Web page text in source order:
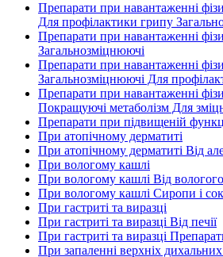
Препарати при навантаженні
Для профілактики грипу
Препарати при навантаженні
Загальнозміцнюючі
Препарати при навантаженні
Загальнозміцнюючі Для
Препарати при навантаженні
Покращуючі метаболізм Для
Препарати при підвищеній
При атопічному дерматиті
При атопічному дерматиті Від
При вологому кашлі
При вологому кашлі Від
При вологому кашлі Сиропи і
При гастриті та виразці
При гастриті та виразці Від печії
При гастриті та виразці
При запаленні верхніх